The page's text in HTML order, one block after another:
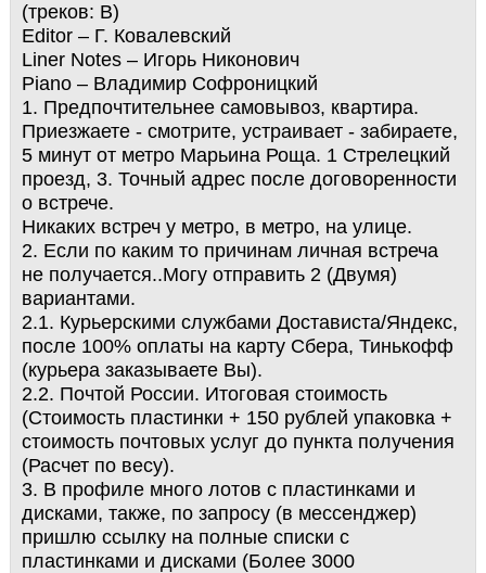
(треков: B)
Editor – Г. Ковалевский
Liner Notes – Игорь Никонович
Piano – Владимир Софроницкий
1. Предпочтительнее самовывоз, квартира.
Приезжаете - смотрите, устраивает - забираете,
5 минут от метро Марьина Роща. 1 Стрелецкий
проезд, 3. Точный адрес после договоренности
о встрече.
Никаких встреч у метро, в метро, на улице.
2. Если по каким то причинам личная встреча
не получается..Могу отправить 2 (Двумя)
вариантами.
2.1. Курьерскими службами Достависта/Яндекс,
после 100% оплаты на карту Сбера, Тинькофф
(курьера заказываете Вы).
2.2. Почтой России. Итоговая стоимость
(Стоимость пластинки + 150 рублей упаковка +
стоимость почтовых услуг до пункта получения
(Расчет по весу).
3. В профиле много лотов с пластинками и
дисками, также, по запросу (в мессенджер)
пришлю ссылку на полные списки с
пластинками и дисками (Более 3000